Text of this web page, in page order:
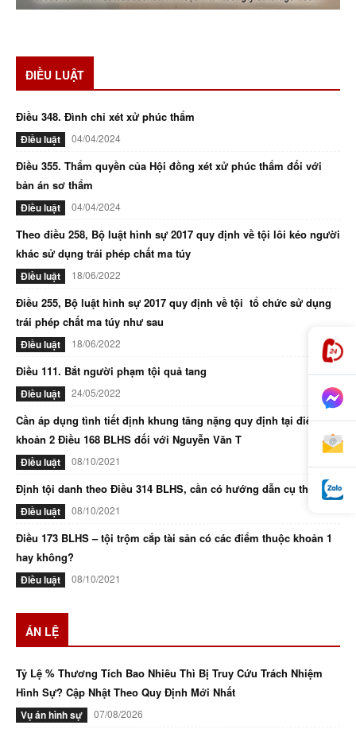
ĐIỀU LUẬT
Điều 348. Đình chỉ xét xử phúc thẩm
Điều luật 04/04/2024
Điều 355. Thẩm quyền của Hội đồng xét xử phúc thẩm đối với
bản án sơ thẩm
Điều luật 04/04/2024
Theo điều 258, Bộ luật hình sự 2017 quy định về tội lôi kéo người
khác sử dụng trái phép chất ma túy
Điều luật 18/06/2022
Điều 255, Bộ luật hình sự 2017 quy định về tội tổ chức sử dụng
trái phép chất ma túy như sau
Điều luật 18/06/2022
Điều 111. Bắt người phạm tội quả tang
Điều luật 24/05/2022
Cần áp dụng tình tiết định khung tăng nặng quy định tại điểm d
khoản 2 Điều 168 BLHS đối với Nguyễn Văn T
Điều luật 08/10/2021
Định tội danh theo Điều 314 BLHS, cần có hướng dẫn cụ thể
Điều luật 08/10/2021
Điều 173 BLHS – tội trộm cắp tài sản có các điểm thuộc khoản 1
hay không?
Điều luật 08/10/2021
ÁN LỆ
Tỷ Lệ % Thương Tích Bao Nhiêu Thì Bị Truy Cứu Trách Nhiệm
Hình Sự? Cập Nhật Theo Quy Định Mới Nhất
Vụ án hình sự 07/08/2026